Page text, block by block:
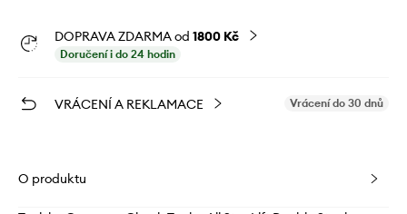
DOPRAVA ZDARMA od 1800 Kč
Doručení i do 24 hodin
VRÁCENÍ A REKLAMACE Vrácení do 30 dnů
O produktu